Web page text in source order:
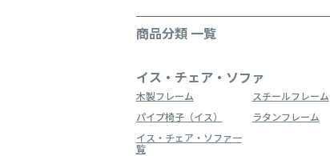
商品分類 一覧
イス・チェア・ソファ
木製フレーム スチールフレーム
パイプ椅子（イス）
ラタンフレーム
イス・チェア・ソファ一
覧